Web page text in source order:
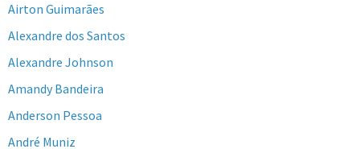
Airton Guimarães
Alexandre dos Santos
Alexandre Johnson
Amandy Bandeira
Anderson Pessoa
André Muniz